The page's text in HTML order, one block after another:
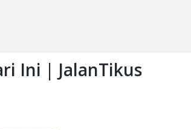
Ini | JalanTikus